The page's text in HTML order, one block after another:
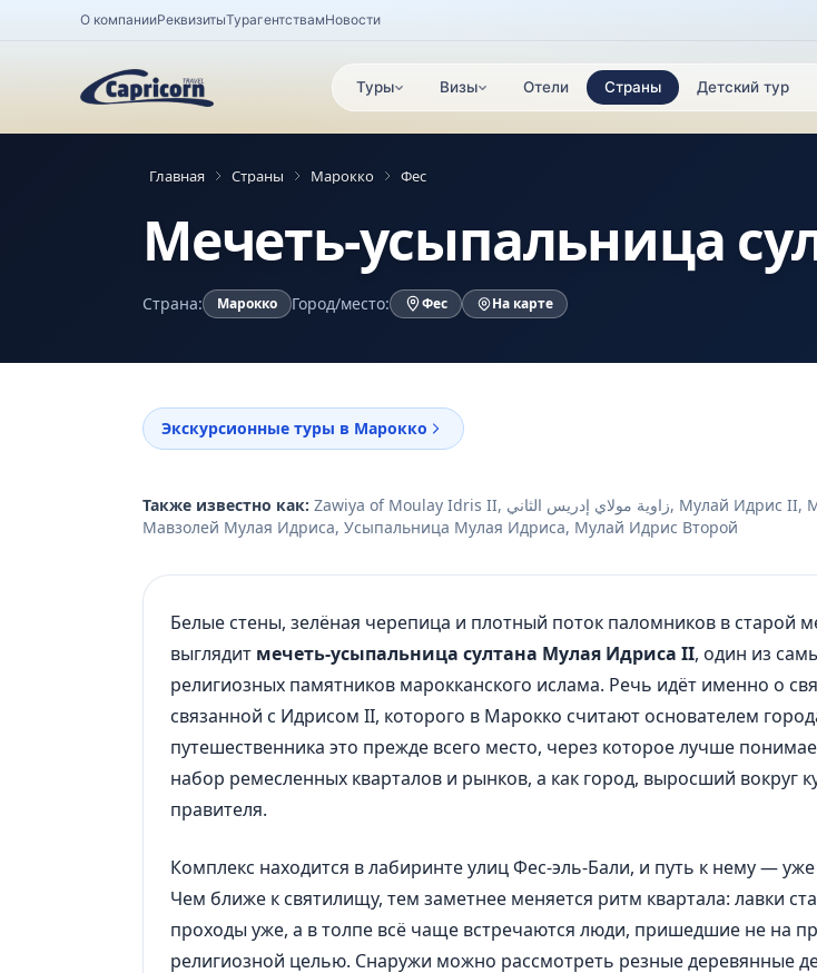
О компанииРеквизитыТурагентствамНовости
Туры Визы Отели Страны Детский тур
Главная Страны Марокко Фес
Мечеть-усыпальница
Страна: Марокко Город/место: Фес На карте
Экскурсионные туры в Марокко
Также известно как: Zawiya of Moulay Idris II, زاوية مولاي إدريس الثاني, Мулай Идрис II, Мечеть Мулая Идриса,
Мавзолей Мулая Идриса, Усыпальница Мулая Идриса, Мулай Идрис Второй
Белые стены, зелёная черепица и плотный поток паломников в старой
выглядит мечеть-усыпальница султана Мулая Идриса II, один из
религиозных памятников марокканского ислама. Речь идёт именно о
связанной с Идрисом II, которого в Марокко считают основателем
путешественника это прежде всего место, через которое лучше
набор ремесленных кварталов и рынков, а как город, выросший вокруг
правителя.
Комплекс находится в лабиринте улиц Фес-эль-Бали, и путь к нему —
Чем ближе к святилищу, тем заметнее меняется ритм квартала: лавки
проходы уже, а в толпе всё чаще встречаются люди, пришедшие не на
религиозной целью. Снаружи можно рассмотреть резные деревянные